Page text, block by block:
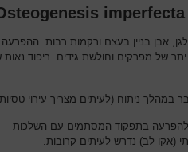
אבן בניין בעצם ורקמות רבות.
של מפרקים וחולשת גידים. ריפוד נאות
במהלך ניתוח (לעיתים מצריך עירוי
בתפקוד המסתמים עם השלכות
(אקו לב) נדרש לעיתים קרובות.